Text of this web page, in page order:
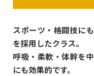
スポーツ・格闘技に
を採用したクラス。
呼吸・柔軟・体幹を
にも効果的です。